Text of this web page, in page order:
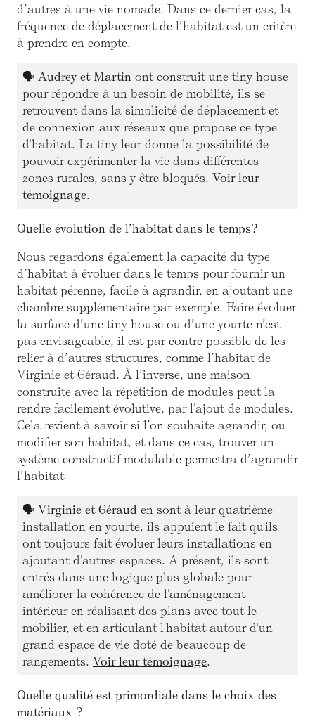
d’autres à une vie nomade. Dans ce dernier cas, la
fréquence de déplacement de l’habitat est un critère
à prendre en compte.
🗣 Audrey et Martin ont construit une tiny house
pour répondre à un besoin de mobilité, ils se
retrouvent dans la simplicité de déplacement et
de connexion aux réseaux que propose ce type
d'habitat. La tiny leur donne la possibilité de
pouvoir expérimenter la vie dans différentes
zones rurales, sans y être bloqués. Voir leur
témoignage.
Quelle évolution de l’habitat dans le temps?
Nous regardons également la capacité du type
d’habitat à évoluer dans le temps pour fournir un
habitat pérenne, facile à agrandir, en ajoutant une
chambre supplémentaire par exemple. Faire évoluer
la surface d’une tiny house ou d’une yourte n’est
pas envisageable, il est par contre possible de les
relier à d’autres structures, comme l’habitat de
Virginie et Géraud. À l’inverse, une maison
construite avec la répétition de modules peut la
rendre facilement évolutive, par l'ajout de modules.
Cela revient à savoir si l’on souhaite agrandir, ou
modifier son habitat, et dans ce cas, trouver un
système constructif modulable permettra d’agrandir
l’habitat
🗣 Virginie et Géraud en sont à leur quatrième
installation en yourte, ils appuient le fait qu'ils
ont toujours fait évoluer leurs installations en
ajoutant d'autres espaces. A présent, ils sont
entrés dans une logique plus globale pour
améliorer la cohérence de l'aménagement
intérieur en réalisant des plans avec tout le
mobilier, et en articulant l'habitat autour d'un
grand espace de vie doté de beaucoup de
rangements. Voir leur témoignage.
Quelle qualité est primordiale dans le choix des
matériaux ?